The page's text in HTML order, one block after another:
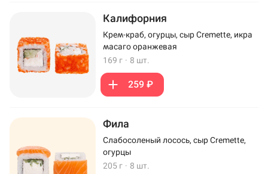
Калифорния
Крем-краб, огурцы, сыр Cremette, икра
масаго оранжевая
169 г · 8 шт.
259 ₽
Фила
Слабосоленый лосось, сыр Cremette,
огурцы
205 г · 8 шт.